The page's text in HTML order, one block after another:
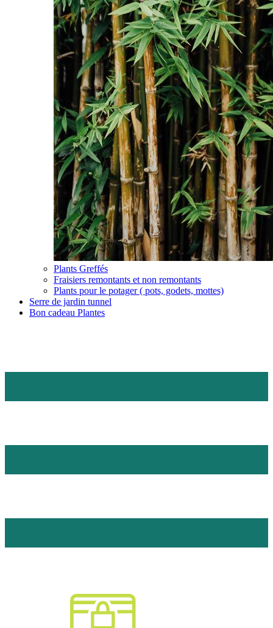
Plants Greffés
Fraisiers remontants et non remontants
Plants pour le potager ( pots, godets, mottes)
Serre de jardin tunnel
Bon cadeau Plantes